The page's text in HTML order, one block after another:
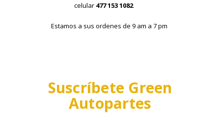
celular 477 153 1082
Estamos a sus ordenes de 9 am a 7 pm
Suscríbete Green
Autopartes